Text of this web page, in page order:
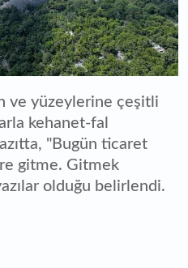
ve yüzeylerine çeşitli
kehanet-fal
yazıtta, "Bugün ticaret
gitme. Gitmek
olduğu belirlendi.